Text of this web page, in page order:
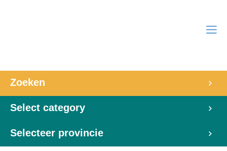
Zoeken
Select category
Selecteer provincie